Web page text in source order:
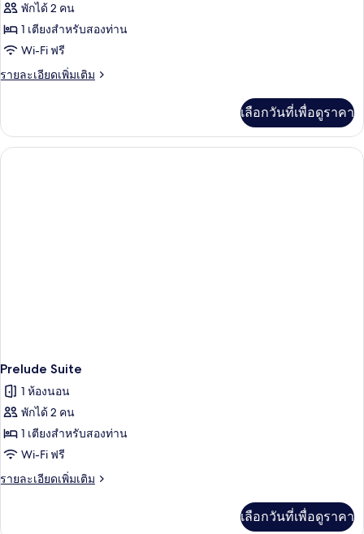
พักได้ 2 คน
1 เตียงสำหรับสองท่าน
Wi-Fi ฟรี
รายละเอียดเพิ่มเติม
ราย
เกี่ยว
กับ
ห้อง
เลือกวันที่เพื่อดูราคา
Prelude Suite
1 ห้องนอน
พักได้ 2 คน
1 เตียงสำหรับสองท่าน
Wi-Fi ฟรี
รายละเอียดเพิ่มเติม
ราย
เลือกวันที่เพื่อดูราคา